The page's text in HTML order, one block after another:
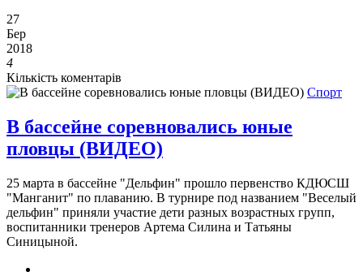
27
Бер
2018
4
Кількість коментарів
Спорт
В бассейне соревновались юные
пловцы (ВИДЕО)
25 марта в бассейне "Дельфин" прошло первенство КДЮСШ
"Манганит" по плаванию. В турнире под названием "Веселый
дельфин" приняли участие дети разных возрастных групп,
воспитанники тренеров Артема Силина и Татьяны
Синицыной.